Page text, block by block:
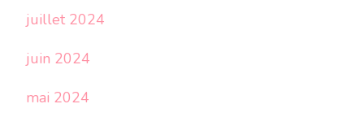
juillet 2024
juin 2024
mai 2024